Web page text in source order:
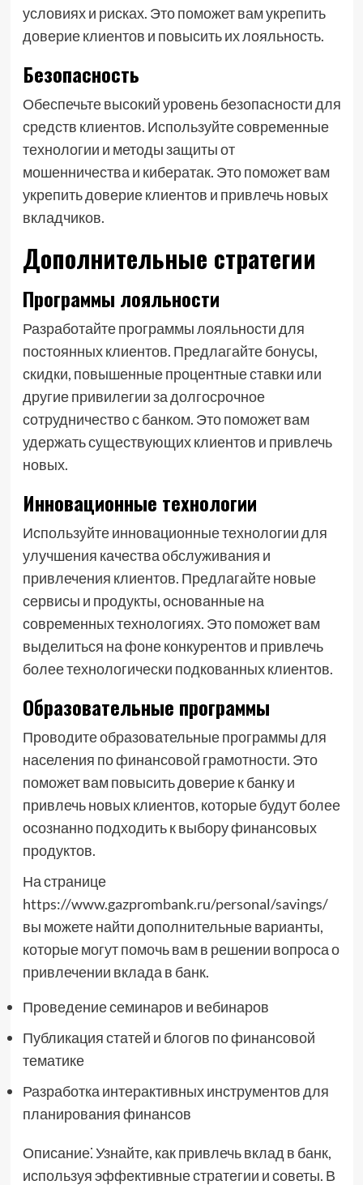
условиях и рисках. Это поможет вам укрепить
доверие клиентов и повысить их лояльность.
Безопасность
Обеспечьте высокий уровень безопасности для
средств клиентов. Используйте современные
технологии и методы защиты от
мошенничества и кибератак. Это поможет вам
укрепить доверие клиентов и привлечь новых
вкладчиков.
Дополнительные стратегии
Программы лояльности
Разработайте программы лояльности для
постоянных клиентов. Предлагайте бонусы,
скидки, повышенные процентные ставки или
другие привилегии за долгосрочное
сотрудничество с банком. Это поможет вам
удержать существующих клиентов и привлечь
новых.
Инновационные технологии
Используйте инновационные технологии для
улучшения качества обслуживания и
привлечения клиентов. Предлагайте новые
сервисы и продукты, основанные на
современных технологиях. Это поможет вам
выделиться на фоне конкурентов и привлечь
более технологически подкованных клиентов.
Образовательные программы
Проводите образовательные программы для
населения по финансовой грамотности. Это
поможет вам повысить доверие к банку и
привлечь новых клиентов, которые будут более
осознанно подходить к выбору финансовых
продуктов.
На странице
https://www.gazprombank.ru/personal/savings/
вы можете найти дополнительные варианты,
которые могут помочь вам в решении вопроса о
привлечении вклада в банк.
Проведение семинаров и вебинаров
Публикация статей и блогов по финансовой
тематике
Разработка интерактивных инструментов для
планирования финансов
Описание⁚ Узнайте, как привлечь вклад в банк,
используя эффективные стратегии и советы. В